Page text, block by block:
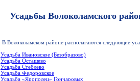
Усадьбы Волоколамского
В Волоколамском районе располагаются следующие
Усадьба Ивановское (Безобразово)
Усадьба Осташево
Усадьба Стеблево
Усадьба Федоровское
Усадьба «Ярополец» Гончаровых